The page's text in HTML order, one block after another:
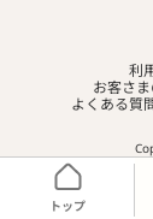
利
お客さ
よくある質
トップ